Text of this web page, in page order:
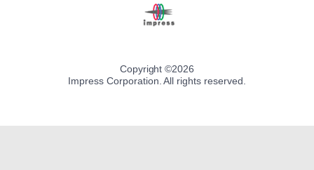
Copyright ©2026
Impress Corporation. All rights reserved.